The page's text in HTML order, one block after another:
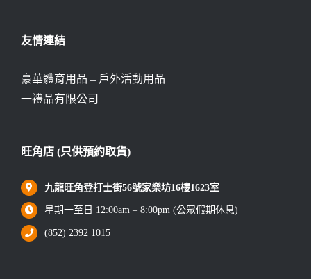
友情連結
豪華體育用品 – 戶外活動用品
一禮品有限公司
旺角店 (只供預約取貨)
九龍旺角登打士街56號家樂坊16樓1623室
星期一至日 12:00am – 8:00pm (公眾假期休息)
(852) 2392 1015